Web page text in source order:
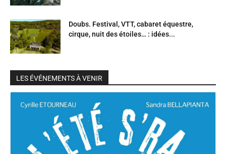
Doubs. Festival, VTT, cabaret équestre,
cirque, nuit des étoiles… : idées...
LES ÉVÉNEMENTS À VENIR